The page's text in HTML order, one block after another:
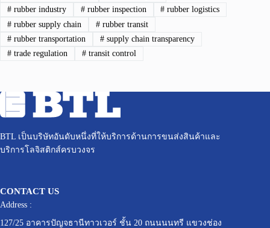
#rubber industry #rubber inspection # rubber logistics
#rubber supply chain #rubber transit
#rubber transportation #supply chain transparency
#trade regulation #transit control
BTL เป็นบริษัทอันดับหนึ่งที่ให้บริการด้านการขนส่งสินค้าและ
บริการโลจิสติกส์ครบวงจร
CONTACT US
Address :
127/25 อาคารปัญจธานีทาวเวอร์ ชั้น 20 ถนนนนทรี แขวงช่อง